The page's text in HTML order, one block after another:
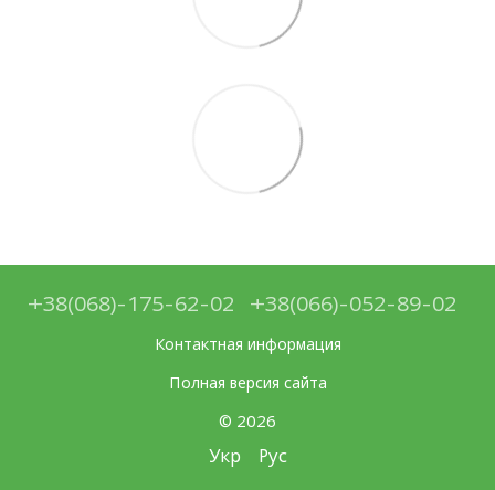
+38(068)-175-62-02 +38(066)-052-89-02
Контактная информация
Полная версия сайта
© 2026
Укр Рус